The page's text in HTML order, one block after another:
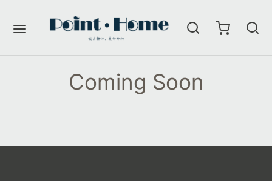
Coming Soon